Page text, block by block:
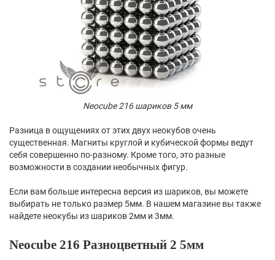
Neocube 216 шариков 5 мм
Разница в ощущениях от этих двух неокубов очень
существенная. Магниты круглой и кубической формы ведут
себя совершенно по-разному. Кроме того, это разные
возможности в создании необычных фигур.
Если вам больше интересна версия из шариков, вы можете
выбирать не только размер 5мм. В нашем магазине вы также
найдете неокубы из шариков 2мм и 3мм.
Neocube 216 Разноцветный 2 5мм